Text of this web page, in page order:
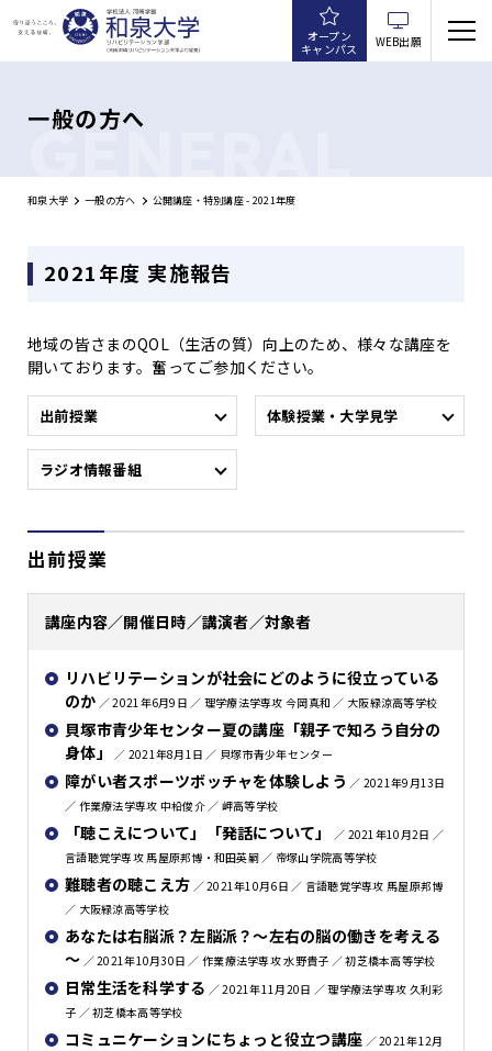
オープン
キャンパス
WEB出願
一般の方へ
GENERAL
和泉大学 一般の方へ 公開講座・特別講座 - 2021年度
2021年度 実施報告
地域の皆さまのQOL（生活の質）向上のため、様々な講座を
開いております。奮ってご参加ください。
出前授業 体験授業・大学見学
ラジオ情報番組
出前授業
講座内容／開催日時／講演者／対象者
リハビリテーションが社会にどのように役立っている
のか ／ 2021年6月9日 ／ 理学療法学専攻 今岡真和 ／ 大阪緑涼高等学校
貝塚市青少年センター夏の講座「親子で知ろう自分の
身体」
／ 2021年8月1日 ／ 貝塚市青少年センター
障がい者スポーツボッチャを体験しよう ／ 2021年9月13日
／ 作業療法学専攻 中柗俊介 ／ 岬高等学校
「聴こえについて」「発話について」
／ 2021年10月2日 ／
言語聴覚学専攻 馬屋原邦博・和田英嗣 ／ 帝塚山学院高等学校
難聴者の聴こえ方 ／ 2021年10月6日 ／ 言語聴覚学専攻 馬屋原邦博
／ 大阪緑涼高等学校
あなたは右脳派？左脳派？～左右の脳の働きを考える
～ ／ 2021年10月30日 ／ 作業療法学専攻 水野貴子 ／ 初芝橋本高等学校
日常生活を科学する ／ 2021年11月20日 ／ 理学療法学専攻 久利彩
子 ／ 初芝橋本高等学校
コミュニケーションにちょっと役立つ講座 ／ 2021年12月